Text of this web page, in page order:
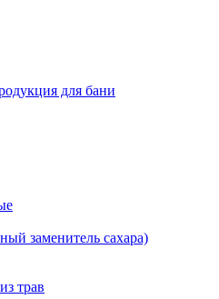
для бани
заменитель сахара)
трав